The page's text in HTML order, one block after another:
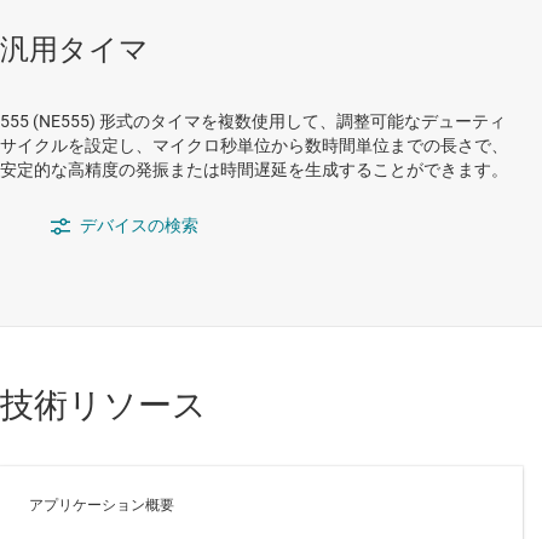
汎用タイマ
555 (NE555) 形式のタイマを複数使用して、調整可能なデューティ
サイクルを設定し、マイクロ秒単位から数時間単位までの長さで、
安定的な高精度の発振または時間遅延を生成することができます。
デバイスの検索
技術リソース
アプリケーション概要